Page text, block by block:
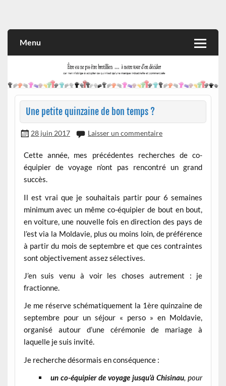
et commerciale
Menu
Une petite quinzaine de bon temps ?
28 juin 2017 Laisser un commentaire
Cette année, mes précédentes recherches de co-
équipier de voyage n’ont pas rencontré un grand
succès.
Il est vrai que je souhaitais partir pour 6 semaines
minimum avec un même co-équipier de bout en bout,
en voiture, une nouvelle fois en direction des pays de
l’est via la Moldavie, plus ou moins loin, de préférence
à partir du mois de septembre et que ces contraintes
sont objectivement assez sélectives.
J’en suis venu à voir les choses autrement : je
fractionne.
Je me réserve schématiquement la 1ère quinzaine de
septembre pour un séjour « perso » en Moldavie,
organisé autour d’une cérémonie de mariage à
laquelle je suis invité.
Je recherche désormais en conséquence :
un co-équipier de voyage jusqu’à Chisinau, pour